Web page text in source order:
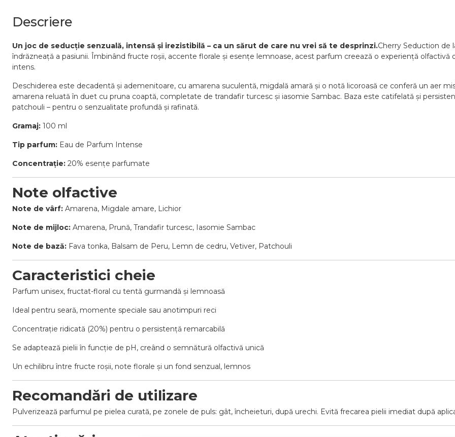
Descriere
Un joc de seducție senzuală, intensă și irezistibilă – ca un sărut de care nu vrei să te desprinzi.Cherry Seduction de
îndrăzneață a pasiunii. Îmbinând fructe roșii, accente florale și esențe lemnoase, acest parfum creează o experiență
intens.
Deschiderea este decadentă și ademenitoare, cu amarena suculentă, migdală amară și o notă licoroasă ce conferă un aer
amarena reluată în duet cu pruna coaptă, completate de trandafir turcesc și iasomie Sambac. Baza este catifelată și
patchouli – pentru o senzualitate profundă și rafinată.
Gramaj: 100 ml
Tip parfum: Eau de Parfum Intense
Concentrație: 20% esențe parfumate
Note olfactive
Note de vârf: Amarena, Migdale amare, Lichior
Note de mijloc: Amarena, Prună, Trandafir turcesc, Iasomie Sambac
Note de bază: Fava tonka, Balsam de Peru, Lemn de cedru, Vetiver, Patchouli
Caracteristici cheie
Parfum unisex, fructat-floral cu tentă gurmandă și lemnoasă
Ideal pentru seară, momente speciale sau anotimpuri reci
Concentrație ridicată (20%) pentru o persistență remarcabilă
Se adaptează pielii în funcție de pH, creând o semnătură olfactivă unică
Un echilibru între fructe roșii, note florale și un fond senzual, lemnos
Recomandări de utilizare
Pulverizează parfumul pe pielea curată, pe zonele de puls: gât, încheieturi, după urechi. Evită frecarea pielii imediat după